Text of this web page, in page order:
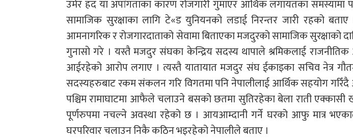
उमेर हद या अपांगताका कारण रोजगारी गुमाएर आर्थिक लगायतका समस्यामा
सामाजिक सुरक्षाका लागि टे«ड युनियनको लडाई निरन्तर जारी रहको
आमनागरिक र रोजगारदाताको सेवामा बिताएका मजदुरको सामाजिक सुरक्षाको
गुनासो गरे । यस्तै मजदुर संघका केन्द्रिय सदस्य थापाले श्रमिकलाई
आईरहेको आरोप लगाए । त्यस्तै यातायात मजदुर संघ ईकाइका सचिव नेत्र
सदस्यहरुबाट रकम संकलन गरि विगतमा पनि नेपालीलाई आर्थिक सहयोग
पश्चिम रामाघाटमा आफैले चलाउने बसको छतमा सुतिरहेका बेला राती
पूर्णरुपमा नचल्ने अवस्था रहेको छ । आयआम्दानी गर्ने घरको आफु मात्र
घरपरिवार चलाउन निकै कठिन भइरहेको नेपालीले बताए ।